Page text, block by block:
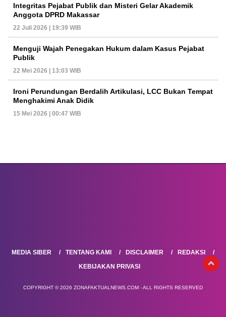
Integritas Pejabat Publik dan Misteri Gelar Akademik
Anggota DPRD Makassar
22 Juli 2026 | 19:39 WIB
Menguji Wajah Penegakan Hukum dalam Kasus Pejabat
Publik
22 Mei 2026 | 13:03 WIB
Ironi Perundungan Berdalih Artikulasi, LCC Bukan Tempat
Menghakimi Anak Didik
15 Mei 2026 | 00:47 WIB
MEDIA SIBER TENTANG KAMI DISCLAIMER
REDAKSI
KEBIJAKAN PRIVASI
COPYRIGHT © 2026 ZONAFAKTUALNEWS.COM - ALL RIGHTS RESERVED